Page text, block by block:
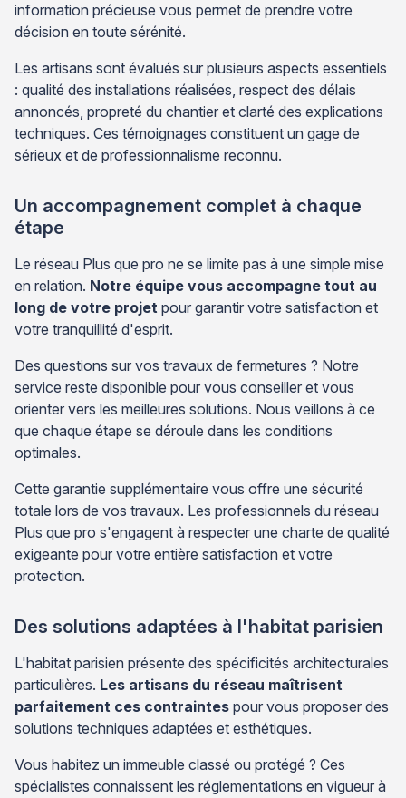
information précieuse vous permet de prendre votre
décision en toute sérénité.
Les artisans sont évalués sur plusieurs aspects essentiels
: qualité des installations réalisées, respect des délais
annoncés, propreté du chantier et clarté des explications
techniques. Ces témoignages constituent un gage de
sérieux et de professionnalisme reconnu.
Un accompagnement complet à chaque
étape
Le réseau Plus que pro ne se limite pas à une simple mise
en relation. Notre équipe vous accompagne tout au
long de votre projet pour garantir votre satisfaction et
votre tranquillité d'esprit.
Des questions sur vos travaux de fermetures ? Notre
service reste disponible pour vous conseiller et vous
orienter vers les meilleures solutions. Nous veillons à ce
que chaque étape se déroule dans les conditions
optimales.
Cette garantie supplémentaire vous offre une sécurité
totale lors de vos travaux. Les professionnels du réseau
Plus que pro s'engagent à respecter une charte de qualité
exigeante pour votre entière satisfaction et votre
protection.
Des solutions adaptées à l'habitat parisien
L'habitat parisien présente des spécificités architecturales
particulières. Les artisans du réseau maîtrisent
parfaitement ces contraintes pour vous proposer des
solutions techniques adaptées et esthétiques.
Vous habitez un immeuble classé ou protégé ? Ces
spécialistes connaissent les réglementations en vigueur à